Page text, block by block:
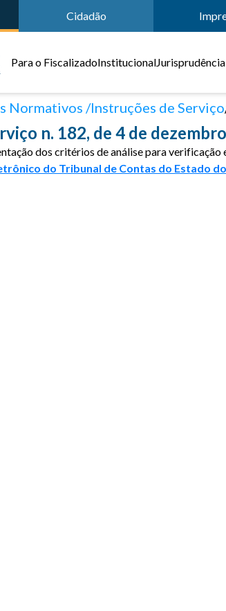
Cidadão
Para o FiscalizadoInstitucionalJurisprudência
Normativos Instruções de Serviço
n. 182, de 4 de
dos critérios de análise para
do Tribunal de Contas do Estado